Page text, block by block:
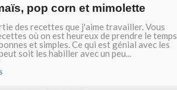
pop corn et mimolette
des recettes que j'aime travailler. Vous
où on est heureux de prendre le temps
et simples. Ce qui est génial avec les
soit les habiller avec un peu...